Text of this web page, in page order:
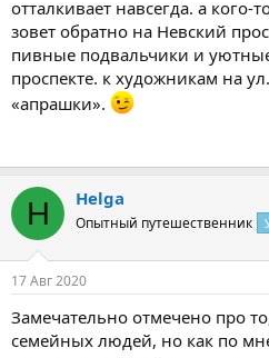
отталкивает навсегда. а кого-
зовет обратно на Невский
пивные подвальчики и
проспекте. к художникам на
«апрашки».
H Helga
Опытный путешественник
17 Авг 2020
Замечательно отмечено про
семейных людей, но как по